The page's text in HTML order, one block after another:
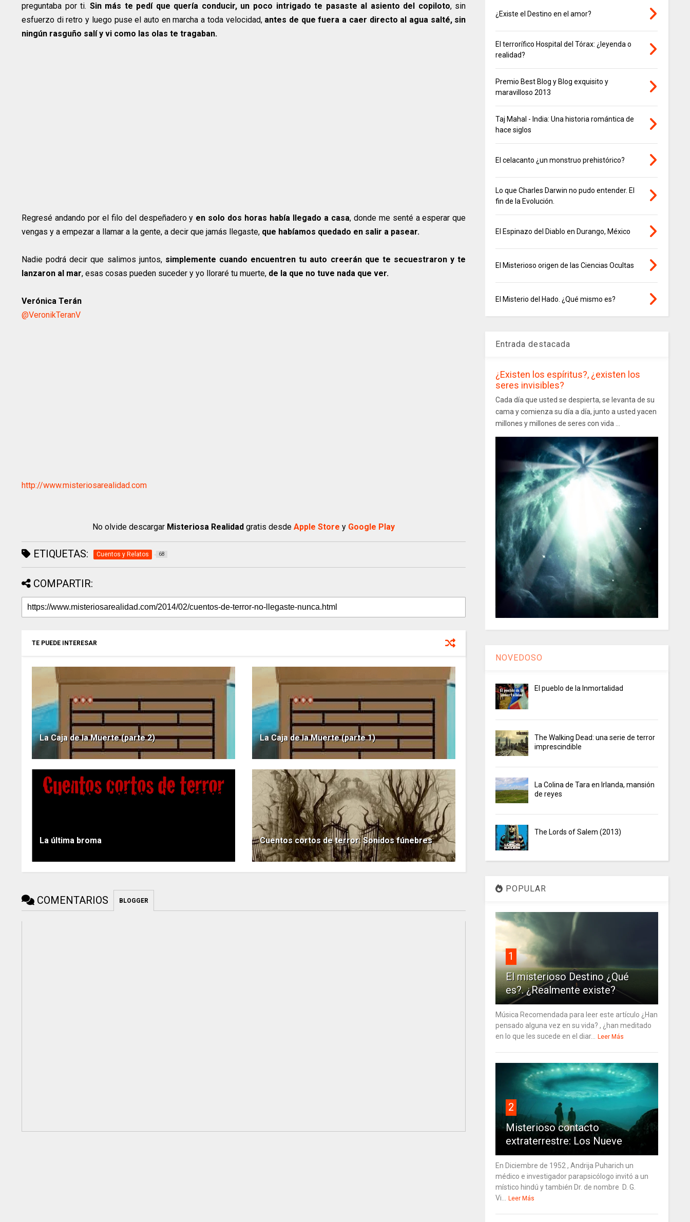
preguntaba por ti. Sin más te pedí que quería conducir, un poco intrigado te pasaste al asiento del copiloto, sin
esfuerzo di retro y luego puse el auto en marcha a toda velocidad,antes de que fuera a caer directo al agua salté, sin
ningún rasguño salí y vi como las olas te tragaban.
Regresé andando por el filo del despeñadero y en solo dos horas había llegado a casa, donde me senté a esperar que
vengas y a empezar a llamar a la gente, a decir que jamás llegaste, que habíamos quedado en salir a pasear.
Nadie podrá decir que salimos juntos, simplemente cuando encuentren tu auto creerán que te secuestraron y te
lanzaron al mar, esas cosas pueden suceder y yo lloraré tu muerte, de la que no tuve nada que ver.
Verónica Terán
@VeronikTeranV
http://www.misteriosarealidad.com
No olvide descargar Misteriosa Realidad gratis desdeApple Store y Google Play
ETIQUETAS: Cuentos y Relatos 68
COMPARTIR:
TE PUEDE INTERESAR
La Caja de la Muerte (parte 2) La Caja de la Muerte (parte 1)
La última broma Cuentos cortos de terror: Sonidos fúnebres
COMENTARIOS BLOGGER
¿Existe el Destino en el amor?
El terrorífico Hospital del Tórax: ¿leyenda o
realidad?
Premio Best Blog y Blog exquisito y
maravilloso 2013
Taj Mahal - India: Una historia romántica de
hace siglos
El celacanto ¿un monstruo prehistórico?
Lo que Charles Darwin no pudo entender. El
fin de la Evolución.
El Espinazo del Diablo en Durango, México
El Misterioso origen de las Ciencias Ocultas
El Misterio del Hado. ¿Qué mismo es?
Entrada destacada
¿Existen los espíritus?, ¿existen los
seres invisibles?
Cada día que usted se despierta, se levanta de su
cama y comienza su día a día, junto a usted yacen
millones y millones de seres con vida ...
NOVEDOSO
El pueblo de la Inmortalidad
The Walking Dead: una serie de terror
imprescindible
La Colina de Tara en Irlanda, mansión
de reyes
The Lords of Salem (2013)
POPULAR
1
El misterioso Destino ¿Qué
es?. ¿Realmente existe?
Música Recomendada para leer este artículo ¿Han
pensado alguna vez en su vida? , ¿han meditado
en lo que les sucede en el diar...
Leer Más
2
Misterioso contacto
extraterrestre: Los Nueve
En Diciembre de 1952 , Andrija Puharich un
médico e investigador parapsicólogo invitó a un
místico hindú y también Dr. de nombre D. G.
Vi...
Leer Más